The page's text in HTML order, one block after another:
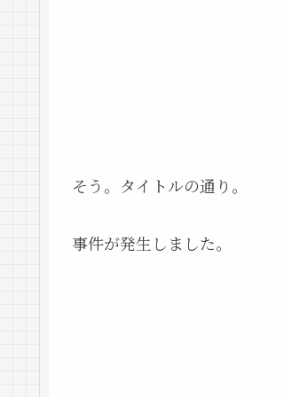
そう。タイトルの通り。
事件が発生しました。